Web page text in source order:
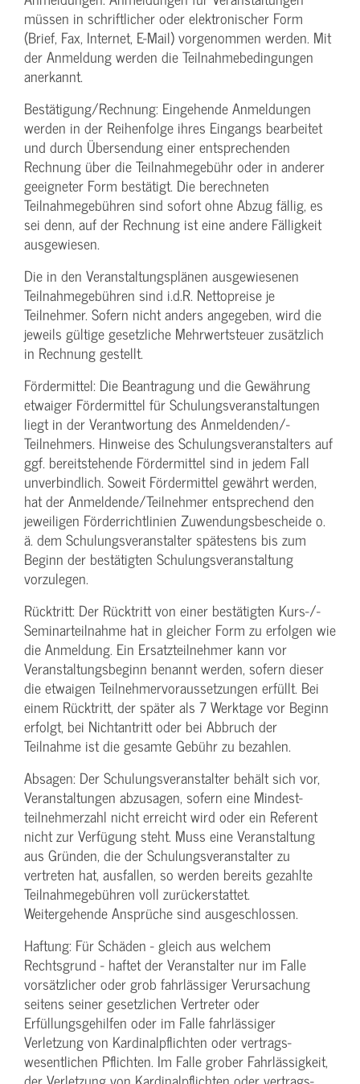
müssen in schriftlicher oder elektronischer Form
(Brief, Fax, Internet, E-Mail) vorgenommen werden. Mit
der Anmeldung werden die Teilnahme­bedingungen
anerkannt.
Bestätigung­/Rechnung: Eingehende Anmeldungen
werden in der Reihenfolge ihres Eingangs bearbeitet
und durch Übersendung einer entsprechenden
Rechnung über die Teilnahmegebühr oder in anderer
geeigneter Form bestätigt. Die berechneten
Teilnahmegebühren sind sofort ohne Abzug fällig, es
sei denn, auf der Rechnung ist eine andere Fälligkeit
ausgewiesen.
Die in den Veranstaltungsplänen ausgewiesenen
Teilnahmegebühren sind i.d.R. Nettopreise je
Teilnehmer. Sofern nicht anders angegeben, wird die
jeweils gültige gesetzliche Mehrwertsteuer zusätzlich
in Rechnung gestellt.
Fördermittel: Die Beantragung und die Gewährung
etwaiger Fördermittel für Schulungs­veranstaltungen
liegt in der Verantwortung des Anmeldenden/­
Teilnehmers. Hinweise des Schulungs­veranstalters auf
ggf. bereitstehende Fördermittel sind in jedem Fall
unverbindlich. Soweit Fördermittel gewährt werden,
hat der Anmeldende/­Teilnehmer entsprechend den
jeweiligen Förderrichtlinien Zuwendungs­bescheide o.
ä. dem Schulungs­veranstalter spätestens bis zum
Beginn der bestätigten Schulungs­veranstaltung
vorzulegen.
Rücktritt: Der Rücktritt von einer bestätigten Kurs-/­
Seminarteilnahme hat in gleicher Form zu erfolgen wie
die Anmeldung. Ein Ersatzteilnehmer kann vor
Veranstaltungs­beginn benannt werden, sofern dieser
die etwaigen Teilnehmer­voraussetzungen erfüllt. Bei
einem Rücktritt, der später als 7 Werktage vor Beginn
erfolgt, bei Nichtantritt oder bei Abbruch der
Teilnahme ist die gesamte Gebühr zu bezahlen.
Absagen: Der Schulungs­veranstalter behält sich vor,
Veranstaltungen abzusagen, sofern eine Mindest­
teilnehmerzahl nicht erreicht wird oder ein Referent
nicht zur Verfügung steht. Muss eine Veranstaltung
aus Gründen, die der Schulungs­veranstalter zu
vertreten hat, ausfallen, so werden bereits gezahlte
Teilnahme­gebühren voll zurückerstattet.
Weitergehende Ansprüche sind ausgeschlossen.
Haftung: Für Schäden - gleich aus welchem
Rechtsgrund - haftet der Veranstalter nur im Falle
vorsätzlicher oder grob fahrlässiger Verursachung
seitens seiner gesetzlichen Vertreter oder
Erfüllungsgehilfen oder im Falle fahrlässiger
Verletzung von Kardinalpflichten oder vertrags­
wesentlichen Pflichten. Im Falle grober Fahrlässigkeit,